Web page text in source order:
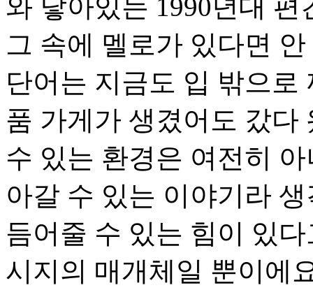
와 닿아있는 1990년대
그 속에 멜로가 있다면
단어는 지금도 입 밖으
품 가게가 생겼어도 갔다
수 있는 환경은 여전히
아갈 수 있는 이야기라
듬어줄 수 있는 힘이 있
시지의 매개체일 뿐이에